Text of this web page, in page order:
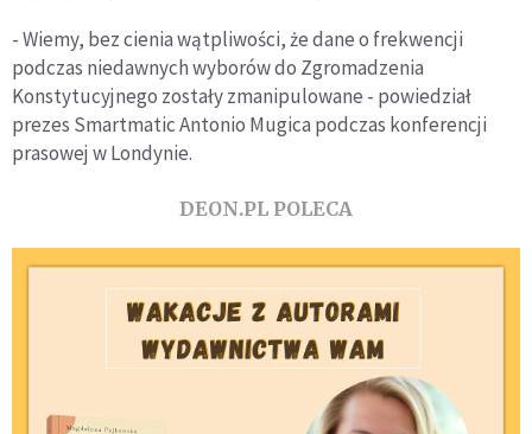
- Wiemy, bez cienia wątpliwości, że dane o frekwencji
podczas niedawnych wyborów do Zgromadzenia
Konstytucyjnego zostały zmanipulowane - powiedział
prezes Smartmatic Antonio Mugica podczas konferencji
prasowej w Londynie.
DEON.PL POLECA